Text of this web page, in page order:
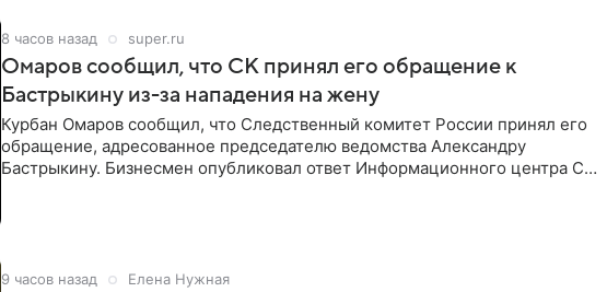
8 часов назад super.ru
Омаров сообщил, что СК принял его обращение к
Бастрыкину из-за нападения на жену
Курбан Омаров сообщил, что Следственный комитет России принял его
обращение, адресованное председателю ведомства Александру
Бастрыкину. Бизнесмен опубликовал ответ Информационного центра СК
9 часов назад Елена Нужная